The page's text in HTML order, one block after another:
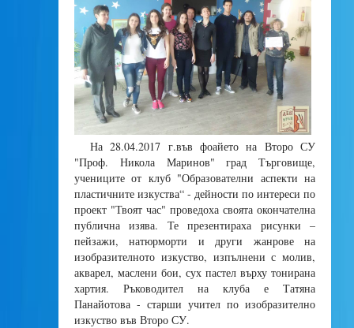
На 28.04.2017 г.във фоайето на Второ СУ
"Проф. Никола Маринов" град Търговище,
учениците от клуб "Образователни аспекти на
пластичните изкуства“ - дейности по интереси по
проект "Твоят час" проведоха своята окончателна
публична изява. Те презентираха рисунки –
пейзажи, натюрморти и други жанрове на
изобразителното изкуство, изпълнени с молив,
акварел, маслени бои, сух пастел върху тонирана
хартия. Ръководител на клуба е Татяна
Панайотова - старши учител по изобразително
изкуство във Второ СУ.